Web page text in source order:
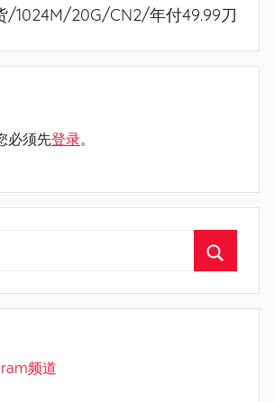
/1024M/20G/CN2/年付49.99刀
必须先登录。
频道